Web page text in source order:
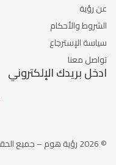
عن رؤية
الشروط والأحكام
سياسة الإسترجاع
تواصل معنا
ادخل بريدك الإلكتروني
© 2026 رؤية هوم – جميع الحقوق محفوظة